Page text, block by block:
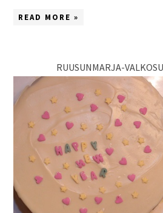
READ MORE »
RUUSUNMARJA-